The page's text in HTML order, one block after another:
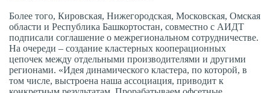
Более того, Кировская, Нижегородская, Московская, Омская
области и Республика Башкортостан, совместно с АИДТ
подписали соглашение о межрегиональном сотрудничестве.
На очереди – создание кластерных кооперационных
цепочек между отдельными производителями и другими
регионами. «Идея динамического кластера, по которой, в
том числе, выстроена наша ассоциация, приводит к